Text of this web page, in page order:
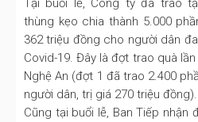
Tại buổi lễ, Công ty đã trao
thùng kẹo chia thành 5.000
362 triệu đồng cho người dân
Covid-19. Đây là đợt trao quà
Nghệ An (đợt 1 đã trao 2.400
người dân, trị giá 270 triệu đồng).
Cũng tại buổi lễ, Ban Tiếp nhận